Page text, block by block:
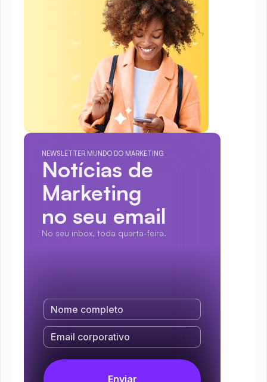
NEWSLETTER MUNDO DO MARKETING
Notícias de
Marketing
no seu email
No seu inbox, toda quarta-feira.